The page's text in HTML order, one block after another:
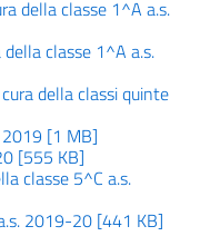
della classe 1^A a.s.
della classe 1^A a.s.
della classi quinte
2019 [1 MB]
[555 KB]
classe 5^C a.s.
2019-20 [441 KB]